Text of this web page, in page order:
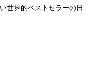
世界的ベストセラーの日